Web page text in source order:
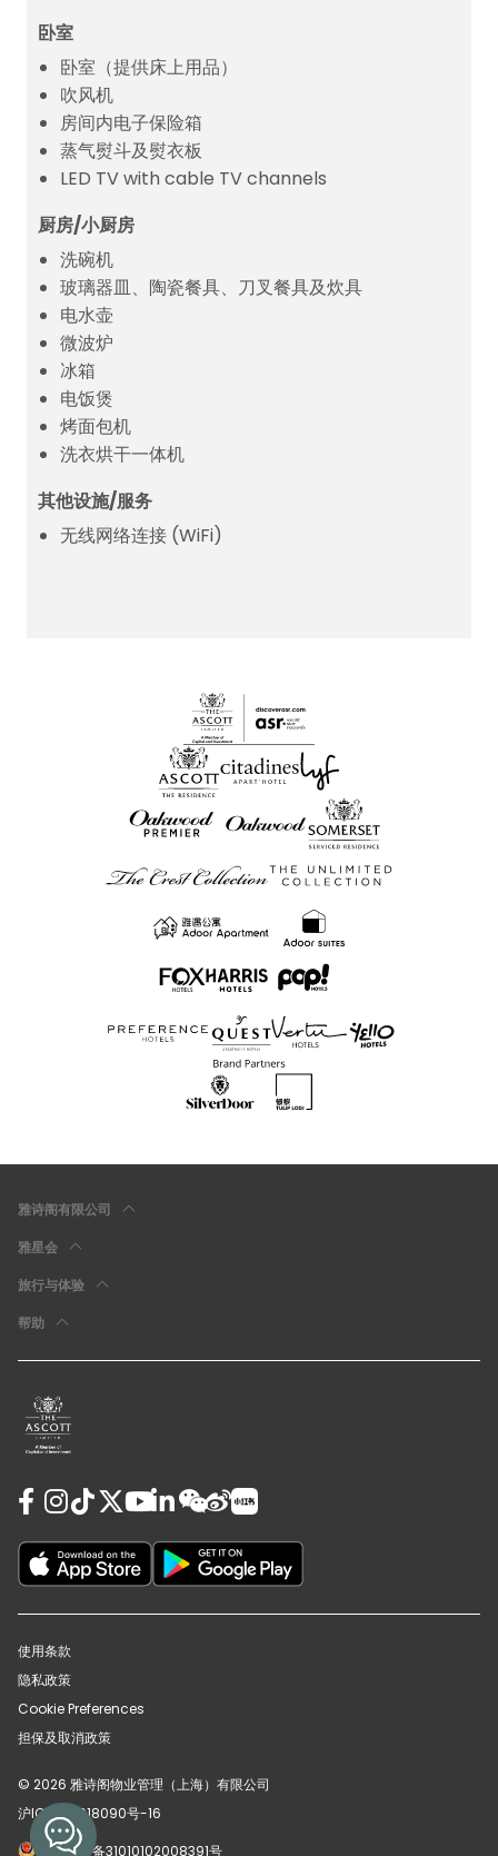
卧室
卧室（提供床上用品）
吹风机
房间内电子保险箱
蒸气熨斗及熨衣板
LED TV with cable TV channels
厨房/小厨房
洗碗机
玻璃器皿、陶瓷餐具、刀叉餐具及炊具
电水壶
微波炉
冰箱
电饭煲
烤面包机
洗衣烘干一体机
其他设施/服务
无线网络连接 (WiFi)
雅诗阁有限公司
雅星会
旅行与体验
帮助
使用条款
隐私政策
Cookie Preferences
担保及取消政策
© 2026 雅诗阁物业管理（上海）有限公司
沪ICP备12018090号-16
沪公网安备31010102008391号